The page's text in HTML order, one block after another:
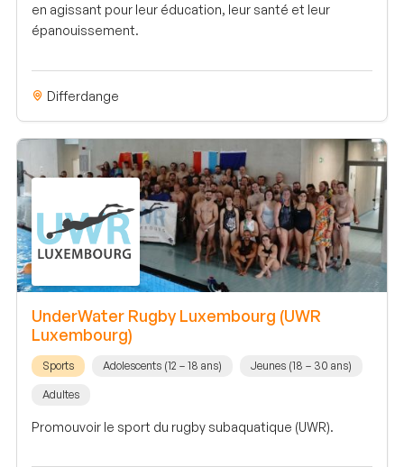
en agissant pour leur éducation, leur santé et leur
épanouissement.
Differdange
UnderWater Rugby Luxembourg (UWR
Luxembourg)
Sports Adolescents (12 – 18 ans) Jeunes (18 – 30 ans)
Adultes
Promouvoir le sport du rugby subaquatique (UWR).